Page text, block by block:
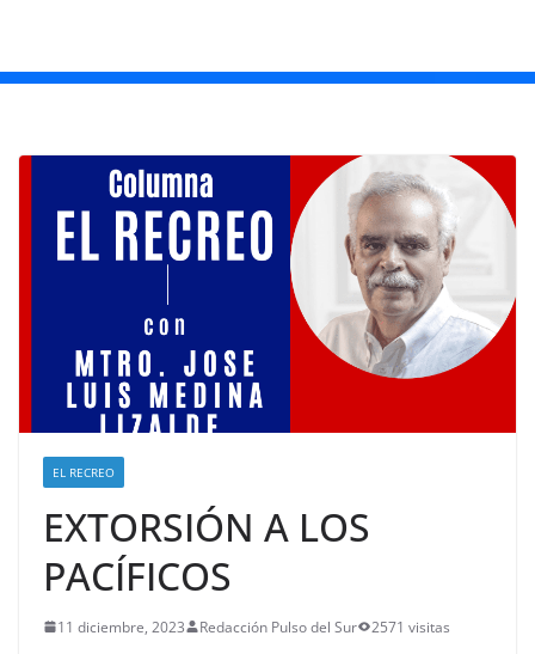
EL RECREO
EXTORSIÓN A LOS
PACÍFICOS
11 diciembre, 2023 Redacción Pulso del Sur 2571 visitas